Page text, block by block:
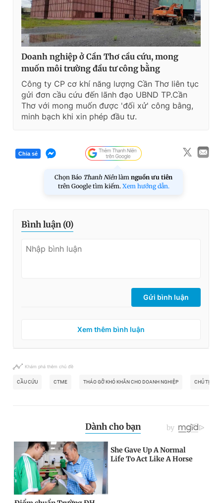
Doanh nghiệp ở Cần Thơ cầu cứu, mong
muốn môi trường đầu tư công bằng
Công ty CP cơ khí năng lượng Cần Thơ liên tục
gửi đơn cầu cứu đến lãnh đạo UBND TP.Cần
Thơ với mong muốn được 'đối xử' công bằng,
minh bạch khi xin phép đầu tư.
Chia sẻ
Chọn Báo Thanh Niên làm nguồn ưu tiên
trên Google tìm kiếm. Xem hướng dẫn.
Bình luận (0)
Gửi bình luận
Xem thêm bình luận
Khám phá thêm chủ đề
CẦU CỨU CTME THÁO GỠ KHÓ KHĂN CHO DOANH NGHIỆP CHỦ TỊCH